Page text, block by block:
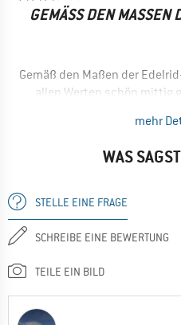
GEMÄSS DEN MASSEN
Gemäß den Maßen der
allen Werten schön mittig
mehr
WAS
STELLE EINE FRAGE
SCHREIBE EINE BEWERTUNG
TEILE EIN BILD